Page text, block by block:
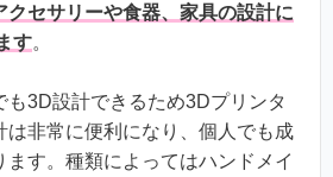
クセサリーや食器、家具の設計に
す。
も3D設計できるため3Dプリンタ
は非常に便利になり、個人でも成
す。種類によってはハンドメイ